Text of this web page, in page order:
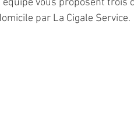
vous proposent trois
par La Cigale Service.